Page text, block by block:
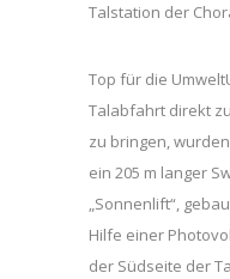
Talstation der
Top für die
Talabfahrt direkt
zu bringen,
ein 205 m langer
„Sonnenlift“,
Hilfe einer
der Südseite der